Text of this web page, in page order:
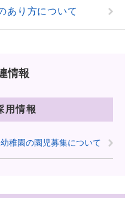
あり方について
情報
用情報
園の園児募集について